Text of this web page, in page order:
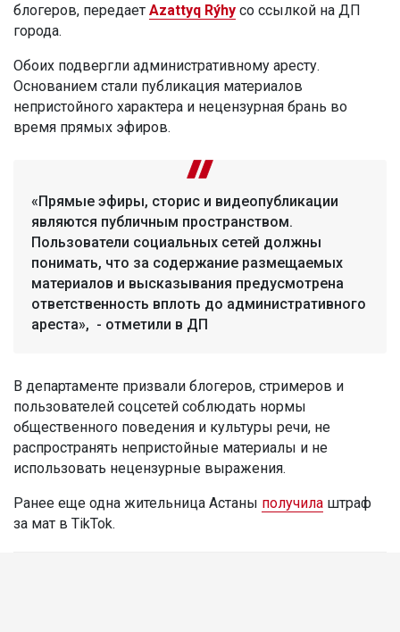
блогеров, передает Azattyq Rýhy со ссылкой на ДП
города.
Обоих подвергли административному аресту.
Основанием стали публикация материалов
непристойного характера и нецензурная брань во
время прямых эфиров.
«Прямые эфиры, сторис и видеопубликации
являются публичным пространством.
Пользователи социальных сетей должны
понимать, что за содержание размещаемых
материалов и высказывания предусмотрена
ответственность вплоть до административного
ареста», - отметили в ДП
В департаменте призвали блогеров, стримеров и
пользователей соцсетей соблюдать нормы
общественного поведения и культуры речи, не
распространять непристойные материалы и не
использовать нецензурные выражения.
Ранее еще одна жительница Астаны получила штраф
за мат в TikTok.